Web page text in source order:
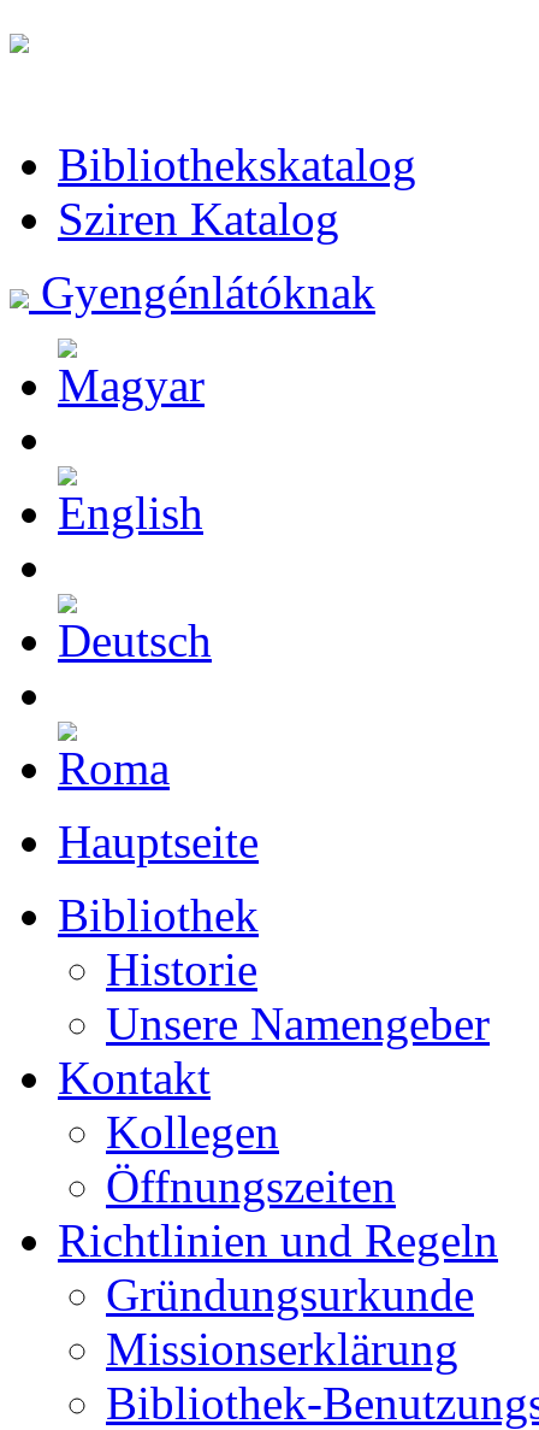
Bibliothekskatalog
Sziren Katalog
Gyengénlátóknak
Hauptseite
Bibliothek
Historie
Unsere Namengeber
Kontakt
Kollegen
Öffnungszeiten
Richtlinien und Regeln
Gründungsurkunde
Missionserklärung
Bibliothek-